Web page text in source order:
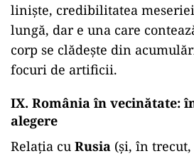
liniște, credibilitatea
lungă, dar e una care
corp se clădește din
focuri de artificii.
IX. România în vecinătate:
alegere
Relația cu Rusia (și, în trecut,